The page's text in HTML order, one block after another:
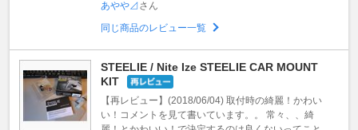
あやや⊿さん
同じ商品のレビュー一覧
STEELIE / Nite Ize STEELIE CAR MOUNT
KIT
【再レビュー】(2018/06/04) 取付時の綺麗！かわい
い！コメントを見て書いています。。 常々、、綺